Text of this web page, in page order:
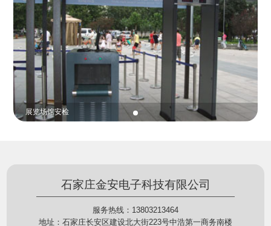
贵重金属防盗
石家庄金安电子科技有限公司
服务热线：13803213464
地址：石家庄长安区建设北大街223号中浩第一商务南楼